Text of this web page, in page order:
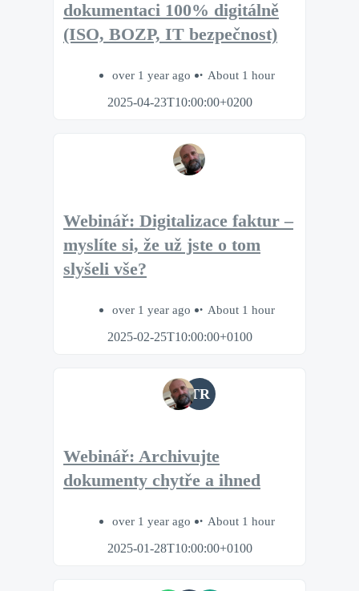
dokumentaci 100% digitálně
(ISO, BOZP, IT bezpečnost)
over 1 year ago
About 1 hour
2025-04-23T10:00:00+0200
Webinář: Digitalizace faktur –
myslíte si, že už jste o tom
slyšeli vše?
over 1 year ago
About 1 hour
2025-02-25T10:00:00+0100
TR
Webinář: Archivujte
dokumenty chytře a ihned
over 1 year ago
About 1 hour
2025-01-28T10:00:00+0100